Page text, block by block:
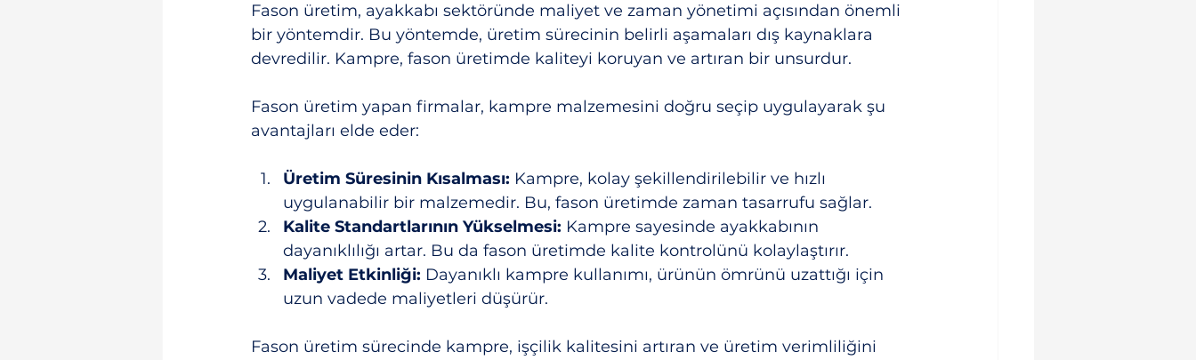
Fason üretim, ayakkabı sektöründe maliyet ve zaman yönetimi açısından önemli
bir yöntemdir. Bu yöntemde, üretim sürecinin belirli aşamaları dış kaynaklara
devredilir. Kampre, fason üretimde kaliteyi koruyan ve artıran bir unsurdur.
Fason üretim yapan firmalar, kampre malzemesini doğru seçip uygulayarak şu
avantajları elde eder:
Üretim Süresinin Kısalması: Kampre, kolay şekillendirilebilir ve hızlı
uygulanabilir bir malzemedir. Bu, fason üretimde zaman tasarrufu sağlar.
Kalite Standartlarının Yükselmesi: Kampre sayesinde ayakkabının
dayanıklılığı artar. Bu da fason üretimde kalite kontrolünü kolaylaştırır.
Maliyet Etkinliği: Dayanıklı kampre kullanımı, ürünün ömrünü uzattığı için
uzun vadede maliyetleri düşürür.
Fason üretim sürecinde kampre, işçilik kalitesini artıran ve üretim verimliliğini